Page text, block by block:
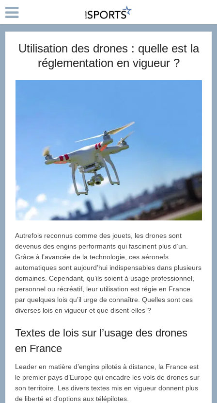
Utilisation des drones : quelle est la
réglementation en vigueur ?
Autrefois reconnus comme des jouets, les drones sont
devenus des engins performants qui fascinent plus d’un.
Grâce à l’avancée de la technologie, ces aéronefs
automatiques sont aujourd’hui indispensables dans plusieurs
domaines. Cependant, qu’ils soient à usage professionnel,
personnel ou récréatif, leur utilisation est régie en France
par quelques lois qu’il urge de connaître. Quelles sont ces
diverses lois en vigueur et que disent-elles ?
Textes de lois sur l’usage des drones
en France
Leader en matière d’engins pilotés à distance, la France est
le premier pays d’Europe qui encadre les vols de drones sur
son territoire. Les divers textes mis en vigueur donnent plus
de liberté et d’options aux télépilotes.